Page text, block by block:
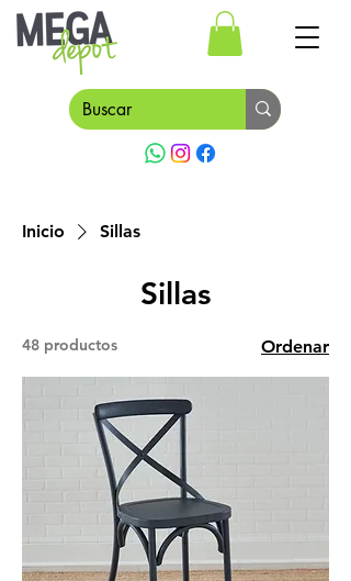
Inicio Sillas
Sillas
48 productos Ordenar